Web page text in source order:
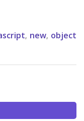
, new, object